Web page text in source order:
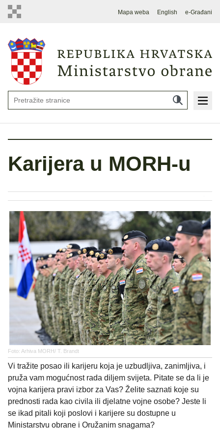
Mapa weba English e-Građani
Karijera u MORH-u
Foto: Arhiva MORH/ T. Brandt
Vi tražite posao ili karijeru koja je uzbudljiva, zanimljiva, i
pruža vam mogućnost rada diljem svijeta. Pitate se da li je
vojna karijera pravi izbor za Vas? Želite saznati koje su
prednosti rada kao civila ili djelatne vojne osobe? Jeste li
se ikad pitali koji poslovi i karijere su dostupne u
Ministarstvu obrane i Oružanim snagama?